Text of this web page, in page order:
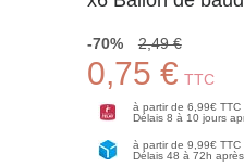
-70% 2,49 €
0,75 € TTC
à partir de 6,99€ TTC
Délais 8 à 10 jours
à partir de 9,99€ TTC
Délais 48 à 72h